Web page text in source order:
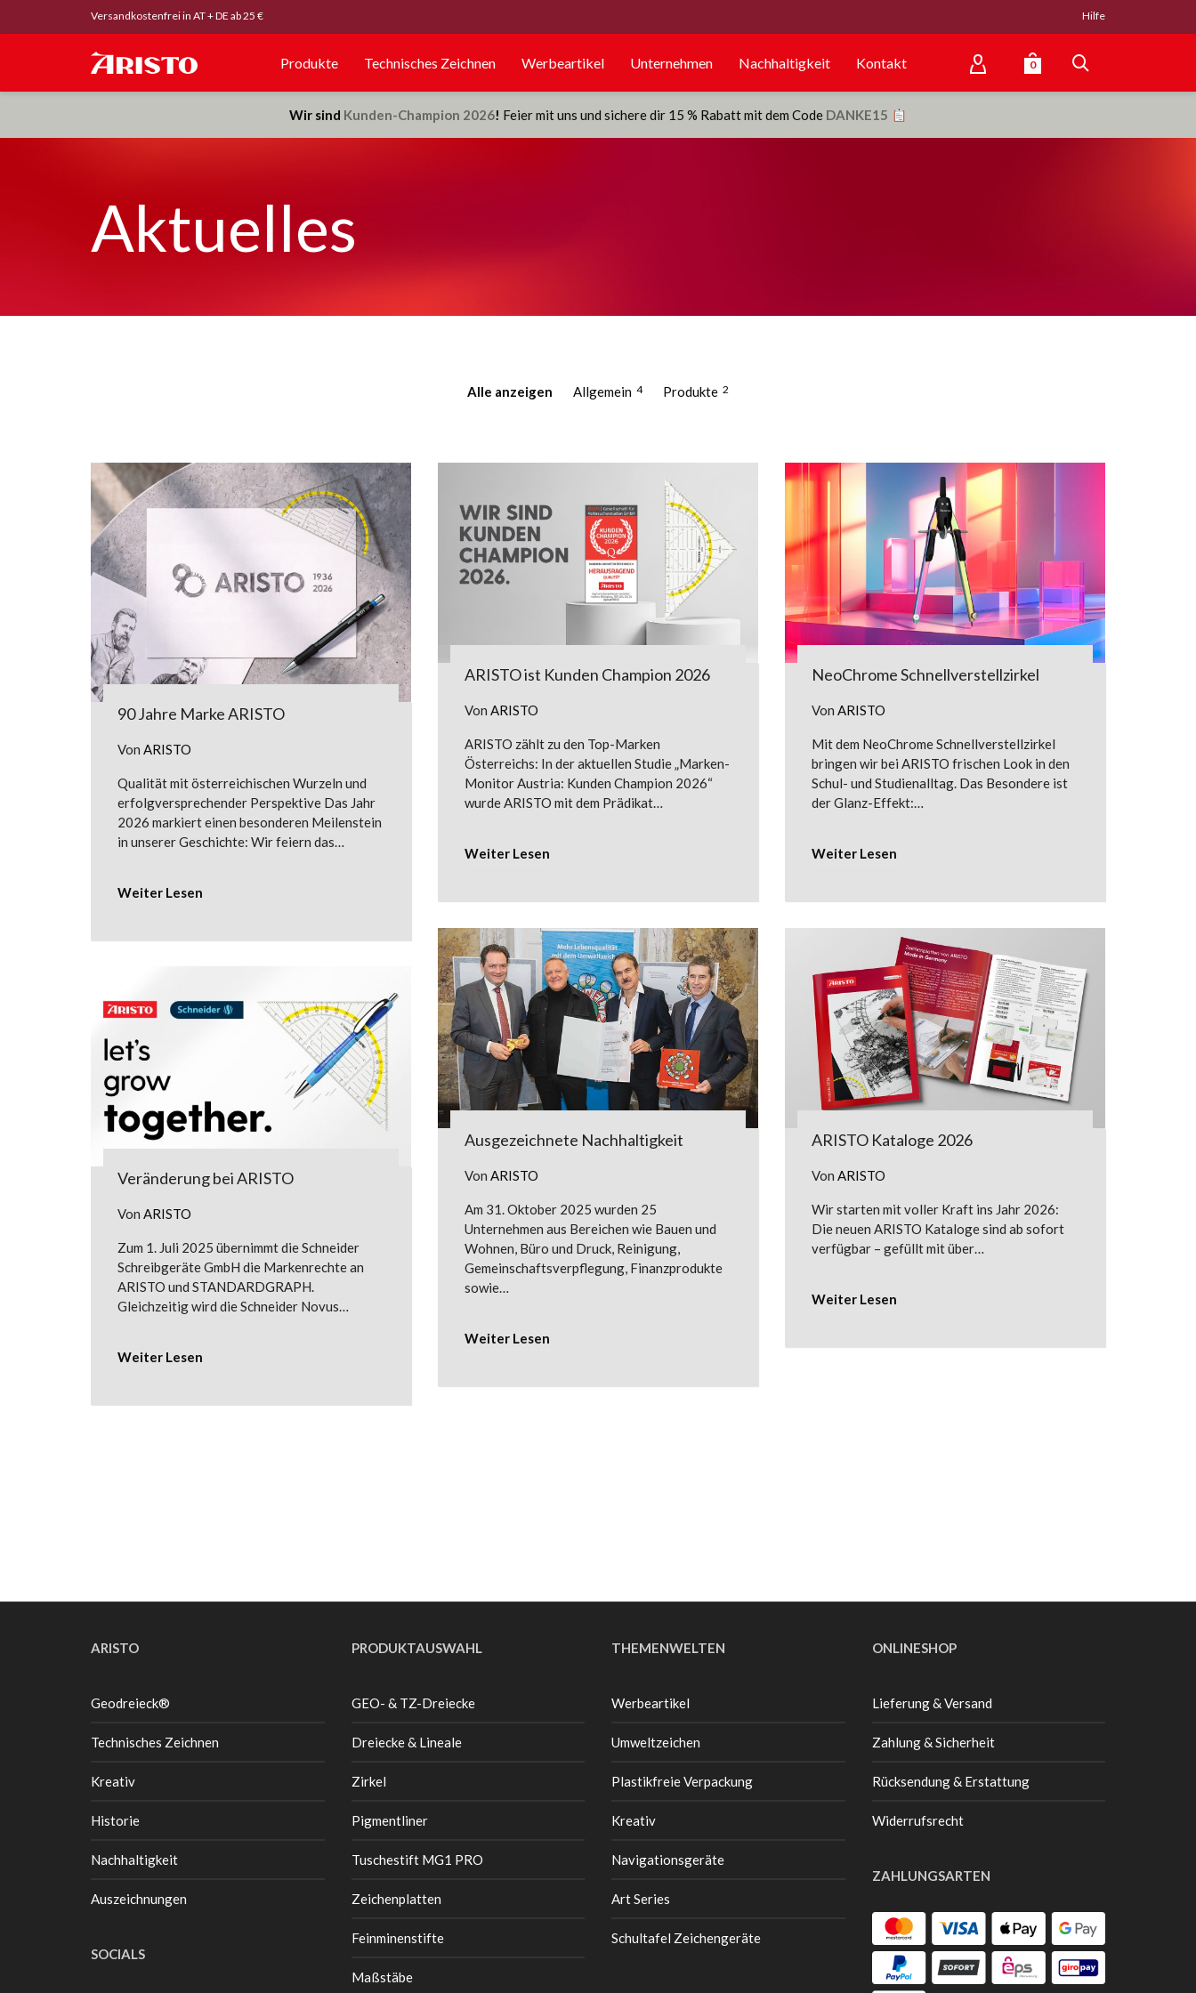
Versandkostenfrei in AT + DE ab 25 € Hilfe
Produkte Technisches Zeichnen Werbeartikel Unternehmen Nachhaltigkeit Kontakt 0
Wir sind Kunden-Champion 2026! Feier mit uns und sichere dir 15 % Rabatt mit dem Code DANKE15
Aktuelles
Alle anzeigen Allgemein 4 Produkte 2
90 Jahre Marke ARISTO
Von ARISTO
Qualität mit österreichischen Wurzeln und
erfolgversprechender Perspektive Das Jahr
2026 markiert einen besonderen Meilenstein
in unserer Geschichte: Wir feiern das…
Weiter Lesen
ARISTO ist Kunden Champion 2026
Von ARISTO
ARISTO zählt zu den Top-Marken
Österreichs: In der aktuellen Studie „Marken-
Monitor Austria: Kunden Champion 2026“
wurde ARISTO mit dem Prädikat…
Weiter Lesen
NeoChrome Schnellverstellzirkel
Von ARISTO
Mit dem NeoChrome Schnellverstellzirkel
bringen wir bei ARISTO frischen Look in den
Schul- und Studienalltag. Das Besondere ist
der Glanz-Effekt:…
Weiter Lesen
Ausgezeichnete Nachhaltigkeit
Von ARISTO
Am 31. Oktober 2025 wurden 25
Unternehmen aus Bereichen wie Bauen und
Wohnen, Büro und Druck, Reinigung,
Gemeinschaftsverpflegung, Finanzprodukte
sowie…
Weiter Lesen
ARISTO Kataloge 2026
Von ARISTO
Wir starten mit voller Kraft ins Jahr 2026:
Die neuen ARISTO Kataloge sind ab sofort
verfügbar – gefüllt mit über…
Weiter Lesen
Veränderung bei ARISTO
Von ARISTO
Zum 1. Juli 2025 übernimmt die Schneider
Schreibgeräte GmbH die Markenrechte an
ARISTO und STANDARDGRAPH.
Gleichzeitig wird die Schneider Novus…
Weiter Lesen
ARISTO
Geodreieck®
Technisches Zeichnen
Kreativ
Historie
Nachhaltigkeit
Auszeichnungen
SOCIALS
PRODUKTAUSWAHL
GEO- & TZ-Dreiecke
Dreiecke & Lineale
Zirkel
Pigmentliner
Tuschestift MG1 PRO
Zeichenplatten
Feinminenstifte
Maßstäbe
THEMENWELTEN
Werbeartikel
Umweltzeichen
Plastikfreie Verpackung
Kreativ
Navigationsgeräte
Art Series
Schultafel Zeichengeräte
ONLINESHOP
Lieferung & Versand
Zahlung & Sicherheit
Rücksendung & Erstattung
Widerrufsrecht
ZAHLUNGSARTEN